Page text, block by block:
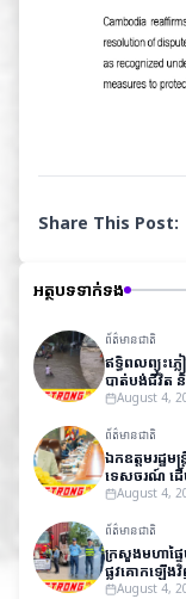
Share This Post:
អត្ថបទទាក់ទង
ព័ត៌មានជាតិ
ឥទ្ធិពលព្យុះភ្
បាត់បង់ជីវិត និ
August 4,
ព័ត៌មានជាតិ
ឯកឧត្តមរដ្ឋ
ទេសចរណ៍ ដើម្
August 4,
ព័ត៌មានជាតិ
ក្រសួងមហាផ្ទ
ផ្លូវគោកឡើង
August 4,